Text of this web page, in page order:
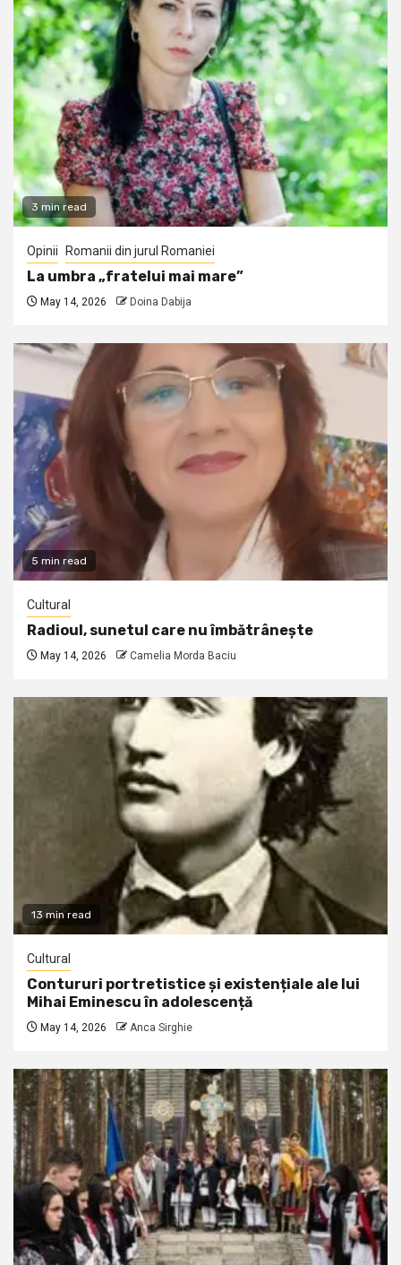
3 min read
Opinii Romanii din jurul Romaniei
La umbra „fratelui mai mare”
May 14, 2026 Doina Dabija
5 min read
Cultural
Radioul, sunetul care nu îmbătrânește
May 14, 2026 Camelia Morda Baciu
13 min read
Cultural
Contururi portretistice și existențiale ale lui
Mihai Eminescu în adolescență
May 14, 2026 Anca Sirghie